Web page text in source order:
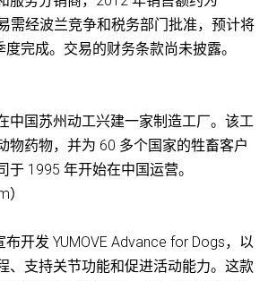
需经波兰竞争和税务部门批准，预计将
完成。交易的财务条款尚未披露。
中国苏州动工兴建一家制造工厂。该工
物药物，并为 60 多个国家的牲畜客户
于 1995 年开始在中国运营。
）
布开发 YUMOVE Advance for Dogs，以
、支持关节功能和促进活动能力。这款